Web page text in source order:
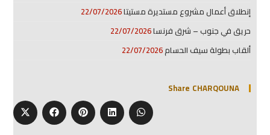
إنطلاق أعمال مشروع مستديرة مستيتا22/07/2026
حريق في جنوب – شرق فرنسا22/07/2026
ألقاب بطولة سيف الحسام22/07/2026
Share CHARQOUNA